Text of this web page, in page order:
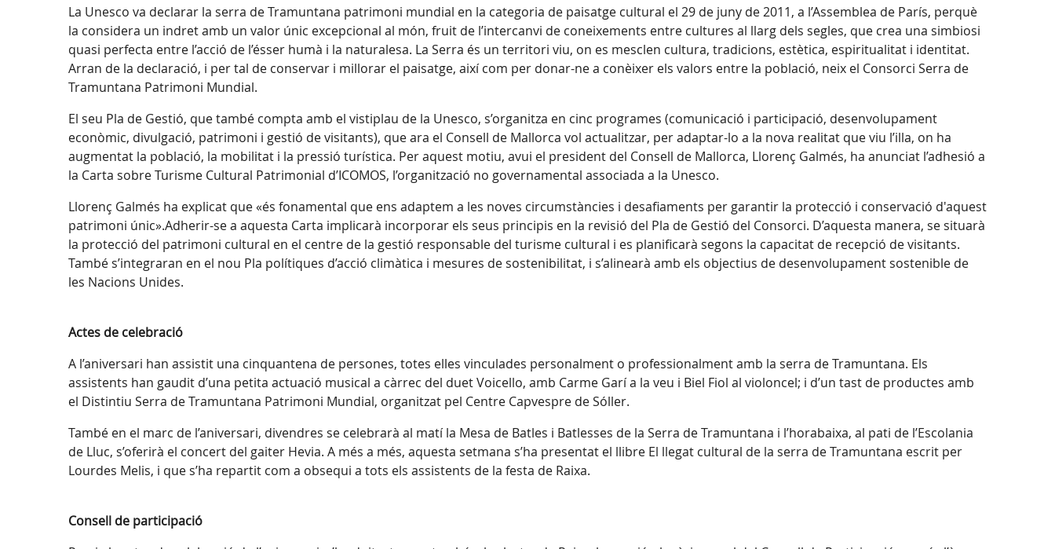
La Unesco va declarar la serra de Tramuntana patrimoni mundial en la categoria de paisatge cultural el 29 de juny de 2011, a l’Assemblea de París, perquè
la considera un indret amb un valor únic excepcional al món, fruit de l’intercanvi de coneixements entre cultures al llarg dels segles, que crea una simbiosi
quasi perfecta entre l’acció de l’ésser humà i la naturalesa. La Serra és un territori viu, on es mesclen cultura, tradicions, estètica, espiritualitat i identitat.
Arran de la declaració, i per tal de conservar i millorar el paisatge, així com per donar-ne a conèixer els valors entre la població, neix el Consorci Serra de
Tramuntana Patrimoni Mundial.
El seu Pla de Gestió, que també compta amb el vistiplau de la Unesco, s’organitza en cinc programes (comunicació i participació, desenvolupament
econòmic, divulgació, patrimoni i gestió de visitants), que ara el Consell de Mallorca vol actualitzar, per adaptar-lo a la nova realitat que viu l’illa, on ha
augmentat la població, la mobilitat i la pressió turística. Per aquest motiu, avui el president del Consell de Mallorca, Llorenç Galmés, ha anunciat l’adhesió a
la Carta sobre Turisme Cultural Patrimonial d’ICOMOS, l’organització no governamental associada a la Unesco.
Llorenç Galmés ha explicat que «és fonamental que ens adaptem a les noves circumstàncies i desafiaments per garantir la protecció i conservació d'aquest
patrimoni únic».Adherir-se a aquesta Carta implicarà incorporar els seus principis en la revisió del Pla de Gestió del Consorci. D’aquesta manera, se situarà
la protecció del patrimoni cultural en el centre de la gestió responsable del turisme cultural i es planificarà segons la capacitat de recepció de visitants.
També s’integraran en el nou Pla polítiques d’acció climàtica i mesures de sostenibilitat, i s’alinearà amb els objectius de desenvolupament sostenible de
les Nacions Unides.
Actes de celebració
A l’aniversari han assistit una cinquantena de persones, totes elles vinculades personalment o professionalment amb la serra de Tramuntana. Els
assistents han gaudit d’una petita actuació musical a càrrec del duet Voicello, amb Carme Garí a la veu i Biel Fiol al violoncel; i d’un tast de productes amb
el Distintiu Serra de Tramuntana Patrimoni Mundial, organitzat pel Centre Capvespre de Sóller.
També en el marc de l’aniversari, divendres se celebrarà al matí la Mesa de Batles i Batlesses de la Serra de Tramuntana i l’horabaixa, al pati de l’Escolania
de Lluc, s’oferirà el concert del gaiter Hevia. A més a més, aquesta setmana s’ha presentat el llibre El llegat cultural de la serra de Tramuntana escrit per
Lourdes Melis, i que s’ha repartit com a obsequi a tots els assistents de la festa de Raixa.
Consell de participació